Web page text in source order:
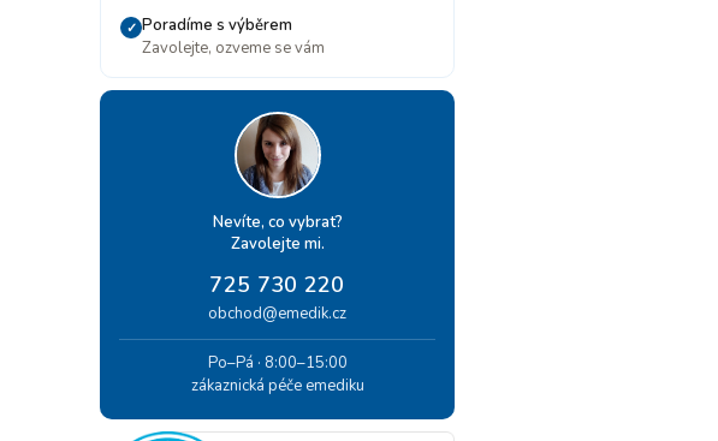
✓ Poradíme s výběrem
Zavolejte, ozveme se vám
Nevíte, co vybrat?
Zavolejte mi.
725 730 220
obchod@emedik.cz
Po–Pá · 8:00–15:00
zákaznická péče emediku